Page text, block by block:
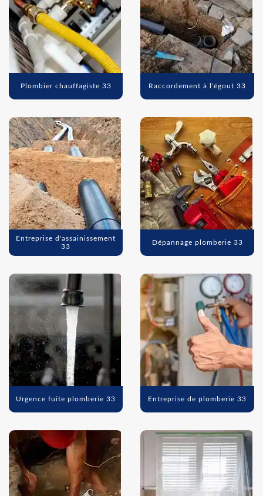
Plombier chauffagiste 33 Raccordement à l'égout 33
Entreprise d'assainissement
33
Dépannage plomberie 33
Urgence fuite plomberie 33 Entreprise de plomberie 33